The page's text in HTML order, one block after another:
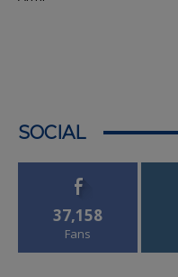
SOCIAL
37,158
Fans